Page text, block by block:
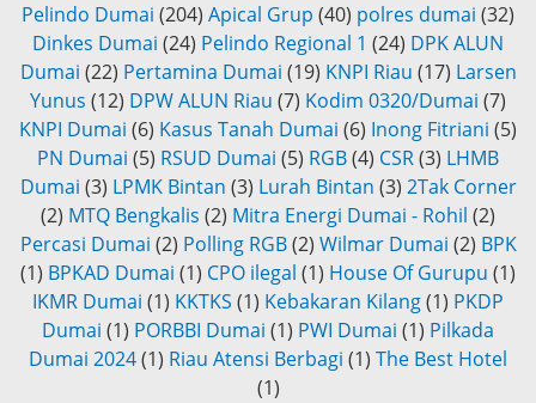
Pelindo Dumai (204) Apical Grup (40) polres dumai (32)
Dinkes Dumai (24) Pelindo Regional 1 (24) DPK ALUN
Dumai (22) Pertamina Dumai (19) KNPI Riau (17) Larsen
Yunus (12) DPW ALUN Riau (7) Kodim 0320/Dumai (7)
KNPI Dumai (6) Kasus Tanah Dumai (6) Inong Fitriani (5)
PN Dumai (5) RSUD Dumai (5) RGB(4) CSR(3) LHMB
Dumai (3) LPMK Bintan (3) Lurah Bintan (3) 2Tak Corner
(2) MTQ Bengkalis (2) Mitra Energi Dumai - Rohil (2)
Percasi Dumai (2) Polling RGB (2) Wilmar Dumai (2) BPK
(1) BPKAD Dumai (1) CPO ilegal (1) House Of Gurupu (1)
IKMR Dumai (1) KKTKS (1) Kebakaran Kilang(1) PKDP
Dumai (1) PORBBI Dumai (1) PWI Dumai (1) Pilkada
Dumai 2024(1) Riau Atensi Berbagi (1) The Best Hotel
(1)